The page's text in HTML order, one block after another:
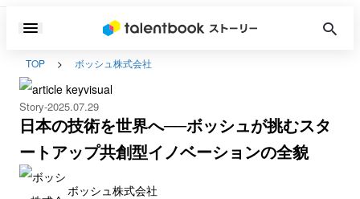
TOP ボッシュ株式会社
Story 2025.07.29
日本の技術を世界へ──ボッシュが挑むスタ
ートアップ共創型イノベーションの全貌
ボッシュ株式会社